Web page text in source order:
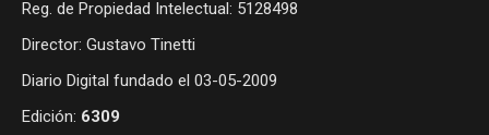
Reg. de Propiedad Intelectual: 5128498
Director: Gustavo Tinetti
Diario Digital fundado el 03-05-2009
Edición: 6309